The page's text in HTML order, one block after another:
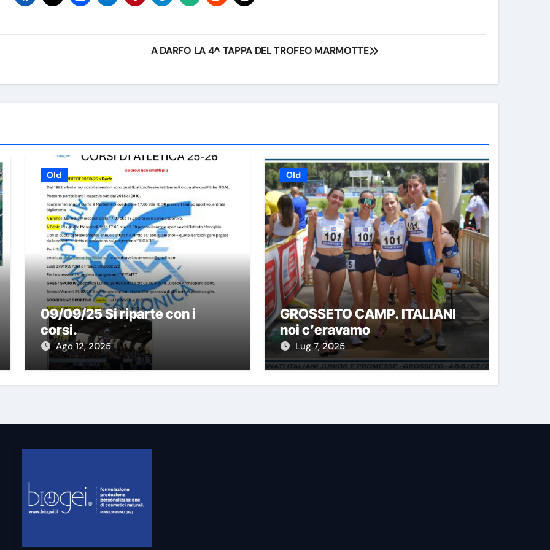
A DARFO LA 4^ TAPPA DEL TROFEO MARMOTTE
Old
09/09/25 Si riparte con i
corsi.
Ago 12, 2025
Old
GROSSETO CAMP. ITALIANI
noi c’eravamo
Lug 7, 2025